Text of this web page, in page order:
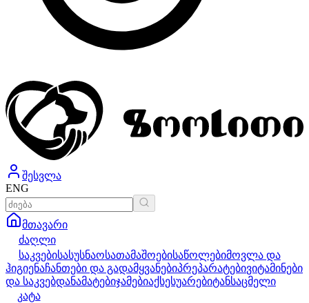
შესვლა
ENG
მთავარი
ძაღლი
საკვებისასუსნაოსათამაშოებისაწოლებიმოვლა და
ჰიგიენაჩანთები და გადამყვანებიპრეპარატებივიტამინები
და საკვებდანამატებიჯამებიაქსესუარებიტანსაცმელი
კატა